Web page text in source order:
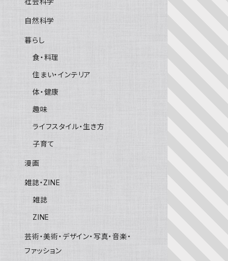
自然科学
暮らし
食・料理
住まい・インテリア
体・健康
趣味
ライフスタイル・生き方
子育て
漫画
雑誌・ZINE
雑誌
ZINE
芸術・美術・デザイン・写真・音楽・
ファッション